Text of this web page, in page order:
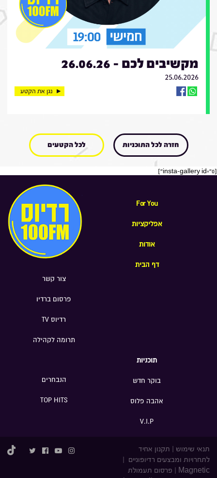
מקשיבים לכם - 26.06.26
25.06.2026
נגן את הקטע
חזרה לכל התוכניות לכל הקטעים
[insta-gallery id="0"]
For You
אפליקציות
אודות
דף הבית
צור קשר
פרסום ברדיו
רדיוס TV
תרומה לקהילה
תוכניות
בוקר חדש
אהבה פלוס
V.I.P
הנבחרים
TOP HITS
תנאי שימוש
תקנון אחיד
לתחרויות ומבצעים רדיופוניים
Magnetic
פרסום תעמולת